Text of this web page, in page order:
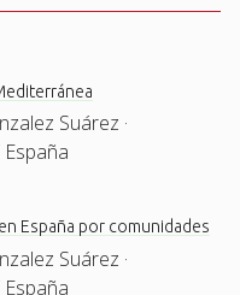
Suárez ·
España
España por comunidades
Suárez ·
España